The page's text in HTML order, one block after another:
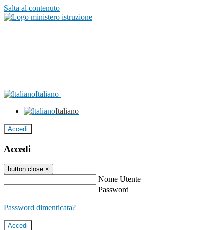
Salta al contenuto
Italiano
Italiano
Accedi
Accedi
button close ×
Nome Utente
Password
Password dimenticata?